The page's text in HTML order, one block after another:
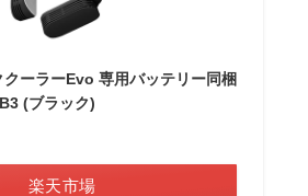
ーラーEvo 専用バッテリー同梱
(ブラック)
楽天市場